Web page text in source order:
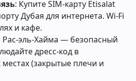
: Купите SIM-карту Etisalat
Дубая для интернета. Wi-Fi
и кафе.
Рас-эль-Хайма — безопасный
дресс-код в
(закрытые плечи и